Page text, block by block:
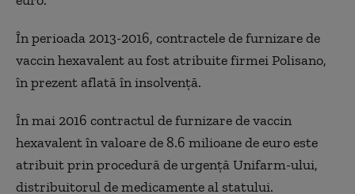
În perioada 2013-2016, contractele de furnizare de
vaccin hexavalent au fost atribuite firmei Polisano,
în prezent aflată în insolvenţă.
În mai 2016 contractul de furnizare de vaccin
hexavalent în valoare de 8.6 milioane de euro este
atribuit prin procedură de urgenţă Unifarm-ului,
distribuitorul de medicamente al statului.